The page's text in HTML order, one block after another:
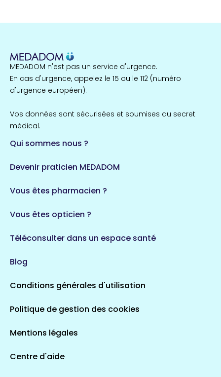
Île-de-France
857 espaces de santé
124 espaces de santé
Auvergne-Rhône-Alpes
720 espaces de santé
693 espaces de santé
Côtes-d'Armor
Maine-et-Loire
Loiret
Loir-et-Cher
1 espaces de santé
1 espaces de santé
MEDADOM n'est pas un service d'urgence.
En cas d'urgence, appelez le 15 ou le 112 (numéro
d'urgence européen).
Vos données sont sécurisées et soumises au secret
médical.
Qui sommes nous ?
Devenir praticien MEDADOM
Vous êtes pharmacien ?
Vous êtes opticien ?
Téléconsulter dans un espace santé
Blog
Conditions générales d'utilisation
Politique de gestion des cookies
Mentions légales
Centre d'aide